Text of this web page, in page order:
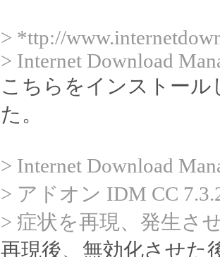
> *ttp://
> Internet Download
こちらをインストー
た。
> Internet Download
> アドオン IDM CC
> 症状を再現、発生さ
再現後、無効化させた